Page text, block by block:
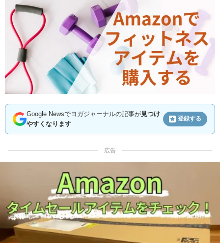
Google Newsでヨガジャーナルの記事が見つけ
やすくなります
登録する
広告